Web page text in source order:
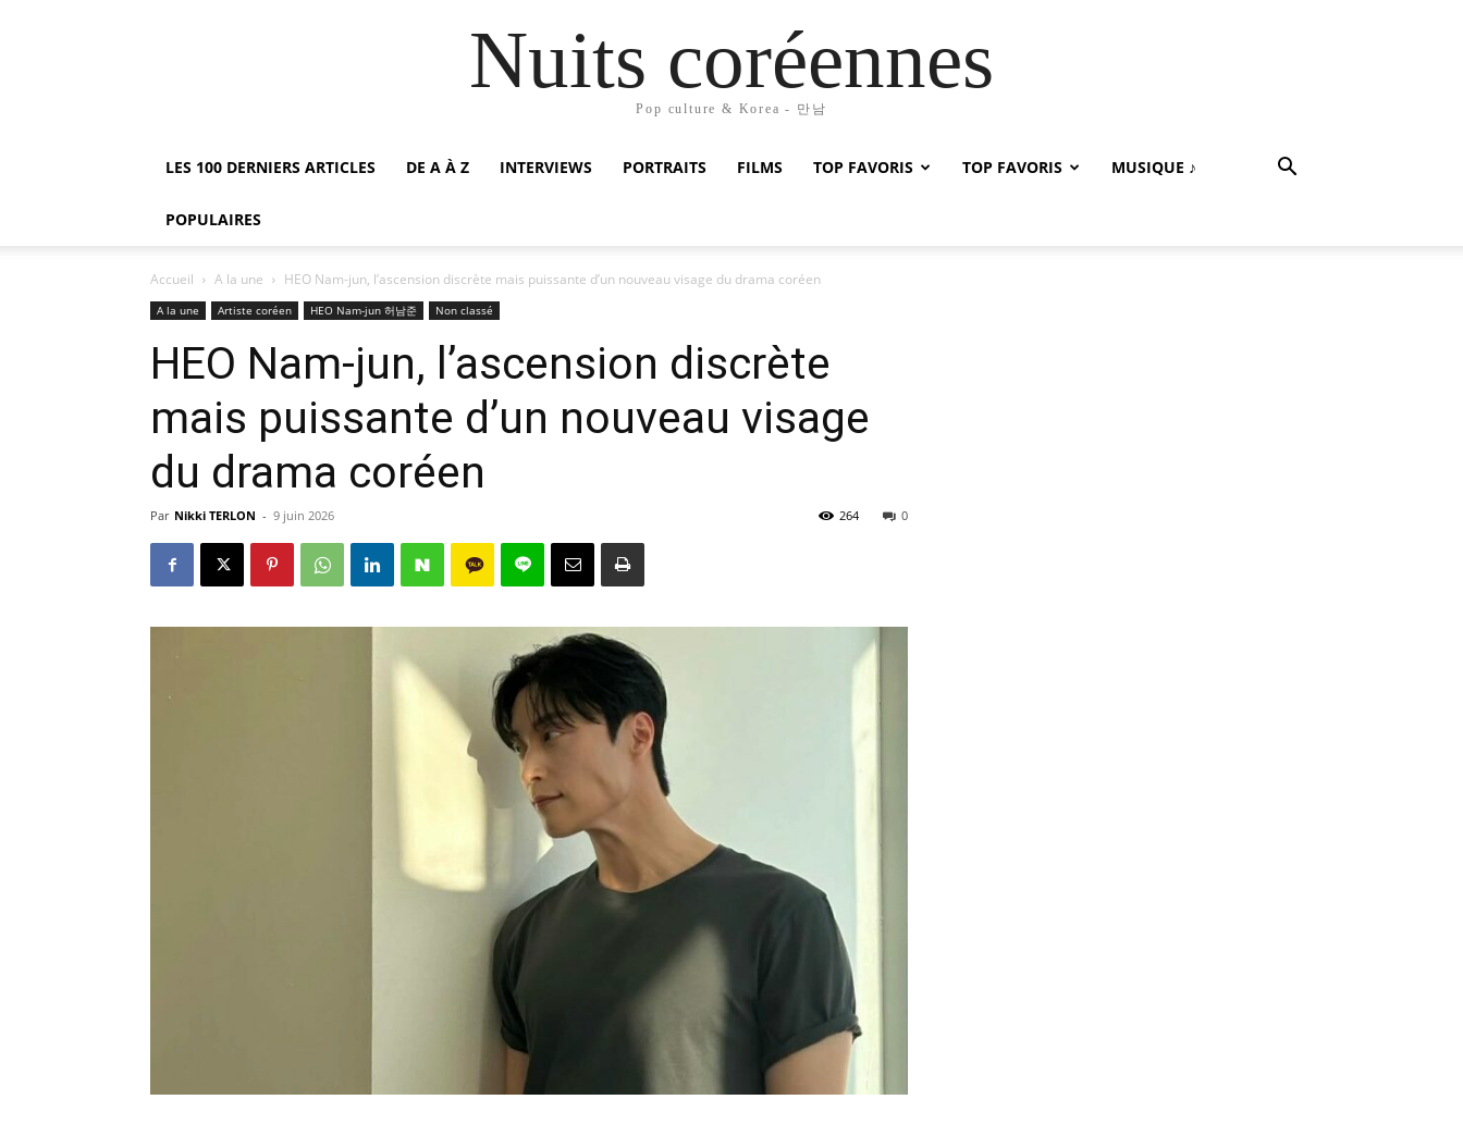
Nuits coréennes
Pop culture & Korea - 만남
LES 100 DERNIERS ARTICLES DE A À Z INTERVIEWS PORTRAITS FILMS TOP FAVORIS TOP FAVORIS MUSIQUE ♪
POPULAIRES
Accueil A la une HEO Nam-jun, l’ascension discrète mais puissante d’un nouveau visage du drama coréen
A la une Artiste coréen HEO Nam-jun 허남준 Non classé
HEO Nam-jun, l’ascension discrète
mais puissante d’un nouveau visage
du drama coréen
Par Nikki TERLON - 9 juin 2026 0
264